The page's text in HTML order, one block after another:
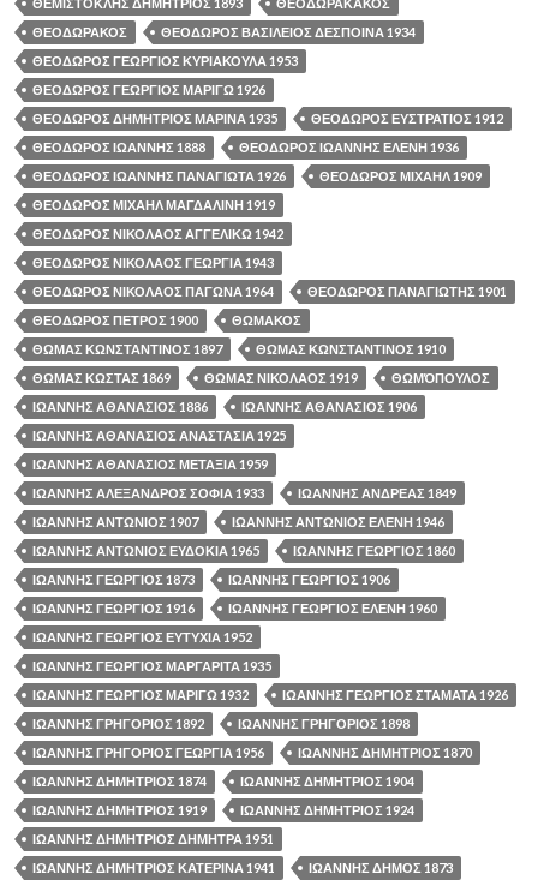
ΘΕΟΔΩΡΑΚΟΣ
ΘΕΟΔΩΡΟΣ ΒΑΣΙΛΕΙΟΣ ΔΕΣΠΟΙΝΑ 1934
ΘΕΟΔΩΡΟΣ ΓΕΩΡΓΙΟΣ ΚΥΡΙΑΚΟΥΛΑ 1953
ΘΕΟΔΩΡΟΣ ΓΕΩΡΓΙΟΣ ΜΑΡΙΓΩ 1926
ΘΕΟΔΩΡΟΣ ΔΗΜΗΤΡΙΟΣ ΜΑΡΙΝΑ 1935
ΘΕΟΔΩΡΟΣ ΕΥΣΤΡΑΤΙΟΣ 1912
ΘΕΟΔΩΡΟΣ ΙΩΑΝΝΗΣ 1888
ΘΕΟΔΩΡΟΣ ΙΩΑΝΝΗΣ ΕΛΕΝΗ 1936
ΘΕΟΔΩΡΟΣ ΙΩΑΝΝΗΣ ΠΑΝΑΓΙΩΤΑ 1926
ΘΕΟΔΩΡΟΣ ΜΙΧΑΗΛ 1909
ΘΕΟΔΩΡΟΣ ΜΙΧΑΗΛ ΜΑΓΔΑΛΙΝΗ 1919
ΘΕΟΔΩΡΟΣ ΝΙΚΟΛΑΟΣ ΑΓΓΕΛΙΚΩ 1942
ΘΕΟΔΩΡΟΣ ΝΙΚΟΛΑΟΣ ΓΕΩΡΓΙΑ 1943
ΘΕΟΔΩΡΟΣ ΝΙΚΟΛΑΟΣ ΠΑΓΩΝΑ 1964
ΘΕΟΔΩΡΟΣ ΠΑΝΑΓΙΩΤΗΣ 1901
ΘΕΟΔΩΡΟΣ ΠΕΤΡΟΣ 1900
ΘΩΜΑΚΟΣ
ΘΩΜΑΣ ΚΩΝΣΤΑΝΤΙΝΟΣ 1897
ΘΩΜΑΣ ΚΩΝΣΤΑΝΤΙΝΟΣ 1910
ΘΩΜΑΣ ΚΩΣΤΑΣ 1869
ΘΩΜΑΣ ΝΙΚΟΛΑΟΣ 1919
ΘΩΜΌΠΟΥΛΟΣ
ΙΩΑΝΝΗΣ ΑΘΑΝΑΣΙΟΣ 1886
ΙΩΑΝΝΗΣ ΑΘΑΝΑΣΙΟΣ 1906
ΙΩΑΝΝΗΣ ΑΘΑΝΑΣΙΟΣ ΑΝΑΣΤΑΣΙΑ 1925
ΙΩΑΝΝΗΣ ΑΘΑΝΑΣΙΟΣ ΜΕΤΑΞΙΑ 1959
ΙΩΑΝΝΗΣ ΑΛΕΞΑΝΔΡΟΣ ΣΟΦΙΑ 1933
ΙΩΑΝΝΗΣ ΑΝΔΡΕΑΣ 1849
ΙΩΑΝΝΗΣ ΑΝΤΩΝΙΟΣ 1907
ΙΩΑΝΝΗΣ ΑΝΤΩΝΙΟΣ ΕΛΕΝΗ 1946
ΙΩΑΝΝΗΣ ΑΝΤΩΝΙΟΣ ΕΥΔΟΚΙΑ 1965
ΙΩΑΝΝΗΣ ΓΕΩΡΓΙΟΣ 1860
ΙΩΑΝΝΗΣ ΓΕΩΡΓΙΟΣ 1873
ΙΩΑΝΝΗΣ ΓΕΩΡΓΙΟΣ 1906
ΙΩΑΝΝΗΣ ΓΕΩΡΓΙΟΣ 1916
ΙΩΑΝΝΗΣ ΓΕΩΡΓΙΟΣ ΕΛΕΝΗ 1960
ΙΩΑΝΝΗΣ ΓΕΩΡΓΙΟΣ ΕΥΤΥΧΙΑ 1952
ΙΩΑΝΝΗΣ ΓΕΩΡΓΙΟΣ ΜΑΡΓΑΡΙΤΑ 1935
ΙΩΑΝΝΗΣ ΓΕΩΡΓΙΟΣ ΜΑΡΙΓΩ 1932
ΙΩΑΝΝΗΣ ΓΕΩΡΓΙΟΣ ΣΤΑΜΑΤΑ 1926
ΙΩΑΝΝΗΣ ΓΡΗΓΟΡΙΟΣ 1892
ΙΩΑΝΝΗΣ ΓΡΗΓΟΡΙΟΣ 1898
ΙΩΑΝΝΗΣ ΓΡΗΓΟΡΙΟΣ ΓΕΩΡΓΙΑ 1956
ΙΩΑΝΝΗΣ ΔΗΜΗΤΡΙΟΣ 1870
ΙΩΑΝΝΗΣ ΔΗΜΗΤΡΙΟΣ 1874
ΙΩΑΝΝΗΣ ΔΗΜΗΤΡΙΟΣ 1904
ΙΩΑΝΝΗΣ ΔΗΜΗΤΡΙΟΣ 1919
ΙΩΑΝΝΗΣ ΔΗΜΗΤΡΙΟΣ 1924
ΙΩΑΝΝΗΣ ΔΗΜΗΤΡΙΟΣ ΔΗΜΗΤΡΑ 1951
ΙΩΑΝΝΗΣ ΔΗΜΗΤΡΙΟΣ ΚΑΤΕΡΙΝΑ 1941
ΙΩΑΝΝΗΣ ΔΗΜΟΣ 1873